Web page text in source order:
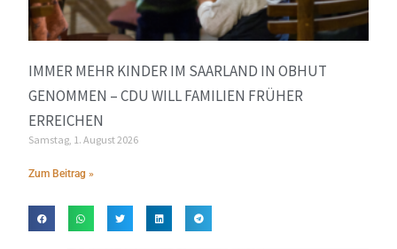
IMMER MEHR KINDER IM SAARLAND IN OBHUT
GENOMMEN – CDU WILL FAMILIEN FRÜHER
ERREICHEN
Samstag, 1. August 2026
Zum Beitrag »